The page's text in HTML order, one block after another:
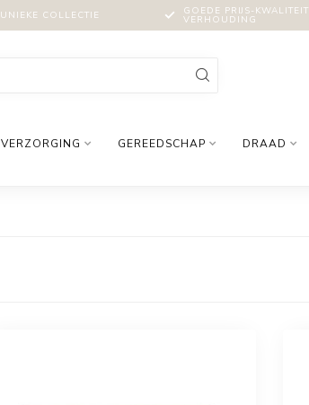
UNIEKE COLLECTIE GOEDE PRIJS-KWALITEIT
VERHOUDING
VERZORGING GEREEDSCHAP DRAAD